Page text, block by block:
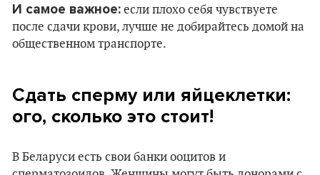
И самое важное: если плохо себя чувствуете
после сдачи крови, лучше не добирайтесь домой на
общественном транспорте.
Сдать сперму или яйцеклетки:
ого, сколько это стоит!
В Беларуси есть свои банки ооцитов и